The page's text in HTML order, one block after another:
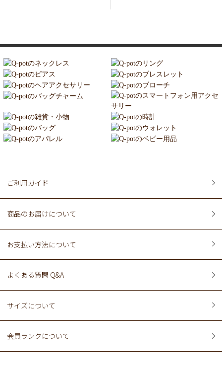
ご利用ガイド
商品のお届けについて
お支払い方法について
よくある質問 Q&A
サイズについて
会員ランクについて